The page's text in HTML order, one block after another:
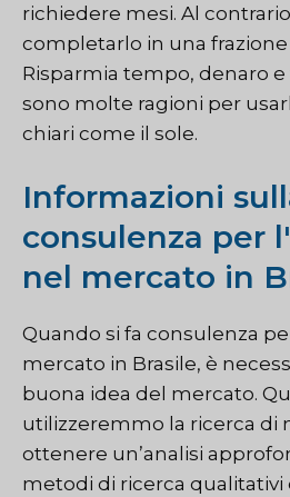
richiedere mesi. Al
completarlo in una
Risparmia tempo, denaro
sono molte ragioni per
chiari come il sole.
Informazioni
consulenza per
nel mercato in
Quando si fa consulenza
mercato in Brasile, è
buona idea del mercato.
utilizzeremmo la ricerca di
ottenere un’analisi
metodi di ricerca qualitativi